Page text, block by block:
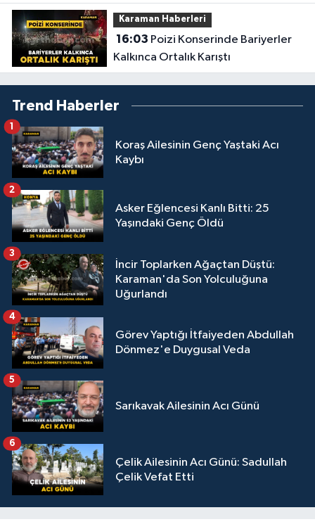
Karaman Haberleri
16:03
Kalkınca Ortalık Karıştı
Trend Haberler
Koraş Ailesinin Genç Yaştaki Acı
Kaybı
1
Asker Eğlencesi Kanlı Bitti: 25
Yaşındaki Genç Öldü
2
İncir Toplarken Ağaçtan Düştü:
Karaman'da Son Yolculuğuna
Uğurlandı
3
Görev Yaptığı İtfaiyeden Abdullah
Dönmez'e Duygusal Veda
4
Sarıkavak Ailesinin Acı Günü
5
Çelik Ailesinin Acı Günü: Sadullah
Çelik Vefat Etti
6